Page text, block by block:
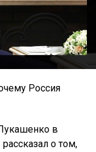
Россия
в
о том,